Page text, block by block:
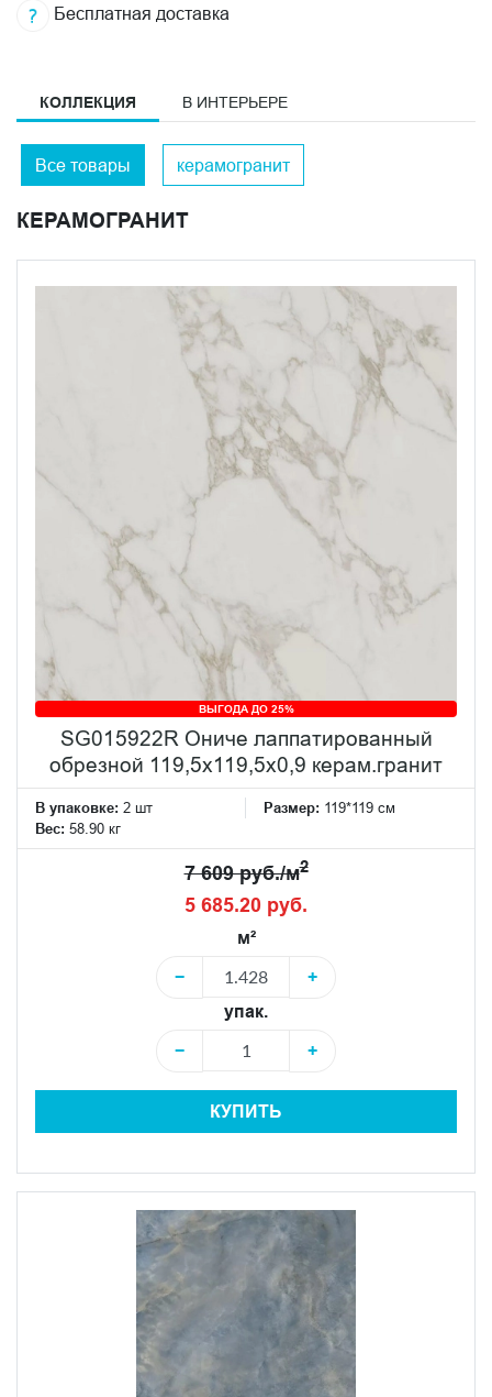
Бесплатная доставка
КОЛЛЕКЦИЯ В ИНТЕРЬЕРЕ
Все товары керамогранит
КЕРАМОГРАНИТ
ВЫГОДА ДО 25%
SG015922R Ониче лаппатированный
обрезной 119,5x119,5x0,9 керам.гранит
В упаковке: 2 шт Размер: 119*119 см
Вес: 58.90 кг
7 609 руб./м2
5 685.20 руб.
м²
−
+
упак.
−
+
КУПИТЬ